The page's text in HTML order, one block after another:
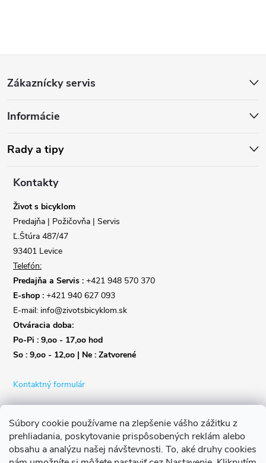
Súbory cookie používame na zlepšenie vášho zážitku z
prehliadania, poskytovanie prispôsobených reklám alebo
obsahu a analýzu našej návštevnosti. To, aké druhy cookies
p
ä
Zákaznícky servis
Informácie
Rady a tipy
Kontakty
Život s bicyklom
Predajňa | Požičovňa | Servis
Ľ.Štúra 487/47
93401 Levice
Telefón:
Predajňa a Servis : +421 948 570 370
E-shop : +421 940 627 093
E-mail: info@zivotsbicyklom.sk
Otváracia doba:
Po-Pi : 9,oo - 17,oo hod
So : 9,oo - 12,oo | Ne : Zatvorené
Kontaktný formulár